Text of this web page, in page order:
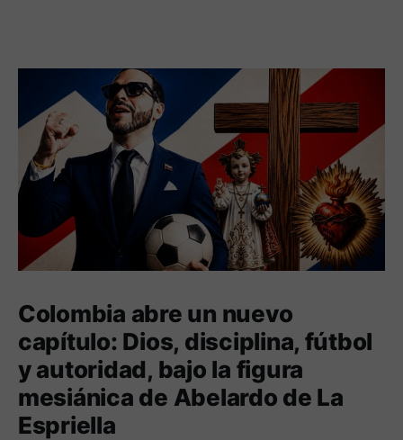
Colombia abre un nuevo
capítulo: Dios, disciplina, fútbol
y autoridad, bajo la figura
mesiánica de Abelardo de La
Espriella